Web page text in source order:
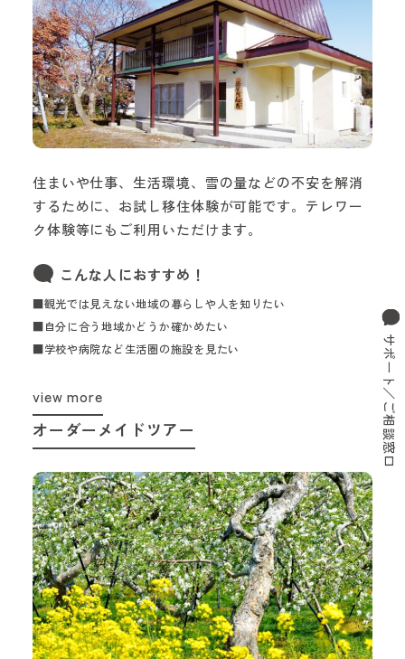
住まいや仕事、生活環境、雪の量などの不安を解消
するために、お試し移住体験が可能です。テレワー
ク体験等にもご利用いただけます。
こんな人におすすめ！
■観光では見えない地域の暮らしや人を知りたい
■自分に合う地域かどうか確かめたい
■学校や病院など生活圏の施設を見たい
view more
オーダーメイドツアー サポート／ご相談窓口